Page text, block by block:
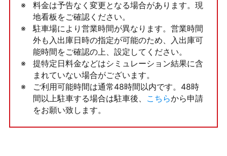
料金は予告なく変更となる場合があります。現
地看板をご確認ください。
駐車場により営業時間が異なります。営業時間
外も入出庫日時の指定が可能のため、入出庫可
能時間をご確認の上、設定してください。
提特定日料金などはシミュレーション結果に含
まれていない場合がございます。
ご利用可能時間は通常48時間以内です。48時
間以上駐車する場合は駐車後、
こちらから申請
をお願い致します。